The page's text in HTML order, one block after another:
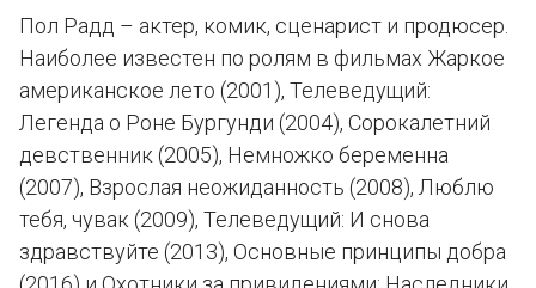
Пол Радд – актер, комик, сценарист и продюсер.
Наиболее известен по ролям в фильмах Жаркое
американское лето (2001), Телеведущий:
Легенда о Роне Бургунди (2004), Сорокалетний
девственник (2005), Немножко беременна
(2007), Взрослая неожиданность (2008), Люблю
тебя, чувак (2009), Телеведущий: И снова
здравствуйте (2013), Основные принципы добра